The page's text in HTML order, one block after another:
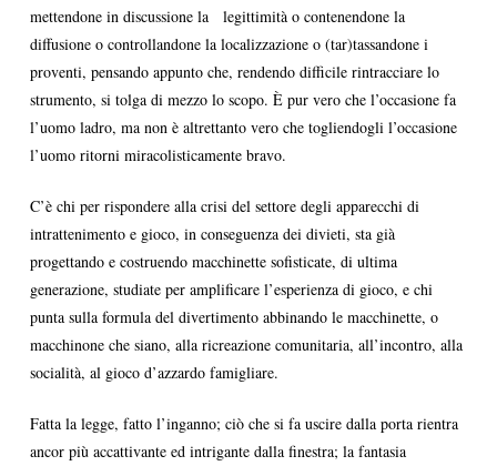
mettendone in discussione la legittimità o contenendone la
diffusione o controllandone la localizzazione o (tar)tassandone i
proventi, pensando appunto che, rendendo difficile rintracciare lo
strumento, si tolga di mezzo lo scopo. È pur vero che l’occasione fa
l’uomo ladro, ma non è altrettanto vero che togliendogli l’occasione
l’uomo ritorni miracolisticamente bravo.
C’è chi per rispondere alla crisi del settore degli apparecchi di
intrattenimento e gioco, in conseguenza dei divieti, sta già
progettando e costruendo macchinette sofisticate, di ultima
generazione, studiate per amplificare l’esperienza di gioco, e chi
punta sulla formula del divertimento abbinando le macchinette, o
macchinone che siano, alla ricreazione comunitaria, all’incontro, alla
socialità, al gioco d’azzardo famigliare.
Fatta la legge, fatto l’inganno; ciò che si fa uscire dalla porta rientra
ancor più accattivante ed intrigante dalla finestra; la fantasia